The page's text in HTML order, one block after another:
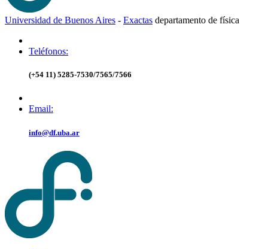
Universidad de Buenos Aires - Exactas departamento de física
Teléfonos:
(+54 11) 5285-7530/7565/7566
Email:
info@df.uba.ar